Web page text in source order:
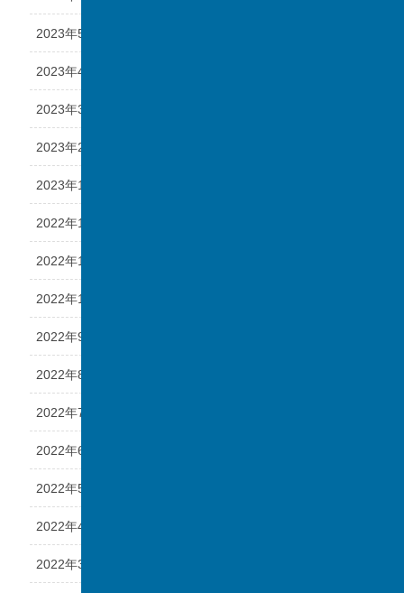
2023年5月
2023年4月
2023年3月
2023年2月
2023年1月
2022年12月
2022年11月
2022年10月
2022年9月
2022年8月
2022年7月
2022年6月
2022年5月
2022年4月
2022年3月